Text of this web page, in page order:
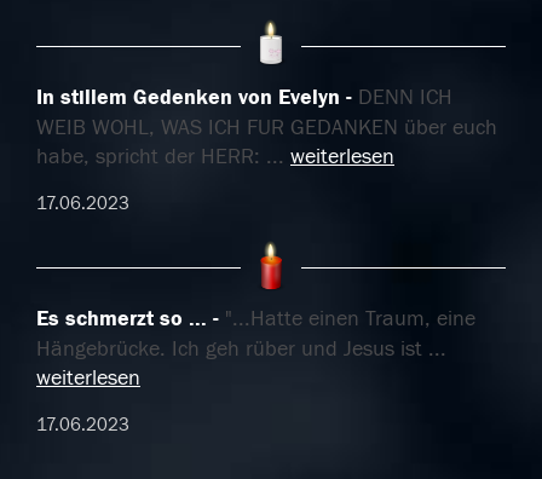
In stillem Gedenken von Evelyn
DENN ICH
WEIB WOHL, WAS ICH FUR GEDANKEN über euch
habe, spricht der HERR: ... weiterlesen
17.06.2023
Es schmerzt so ...
"...Hatte einen Traum, eine
Hängebrücke. Ich geh rüber und Jesus ist ...
weiterlesen
17.06.2023